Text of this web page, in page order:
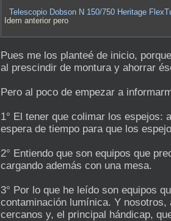
Telescopio Dobson N 150/750 Heritage
Idem anterior pero
Pues me los planteé de inicio,
al prescindir de montura y ahorrar
Pero al poco de empezar a
1° El tener que colimar los espejos:
espera de tiempo para que los
2° Entiendo que son equipos que
cargando además con una mesa.
3° Por lo que he leído son equipos
contaminación lumínica. Y
cercanos y, el principal hándicap,